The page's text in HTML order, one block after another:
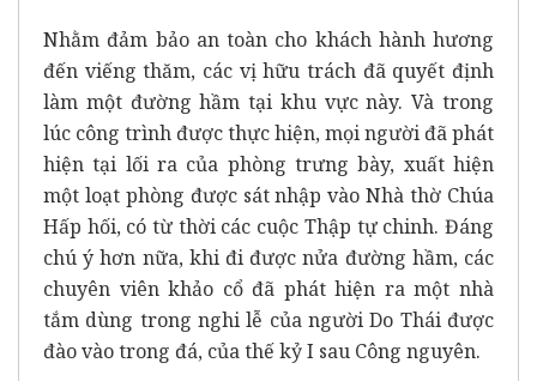
Nhằm đảm bảo an toàn cho khách hành hương
đến viếng thăm, các vị hữu trách đã quyết định
làm một đường hầm tại khu vực này. Và trong
lúc công trình được thực hiện, mọi người đã phát
hiện tại lối ra của phòng trưng bày, xuất hiện
một loạt phòng được sát nhập vào Nhà thờ Chúa
Hấp hối, có từ thời các cuộc Thập tự chinh. Đáng
chú ý hơn nữa, khi đi được nửa đường hầm, các
chuyên viên khảo cổ đã phát hiện ra một nhà
tắm dùng trong nghi lễ của người Do Thái được
đào vào trong đá, của thế kỷ I sau Công nguyên.